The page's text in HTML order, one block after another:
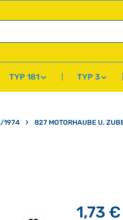
TYP 181 TYP 3
827 MOTORHAUBE U.
1,73 €